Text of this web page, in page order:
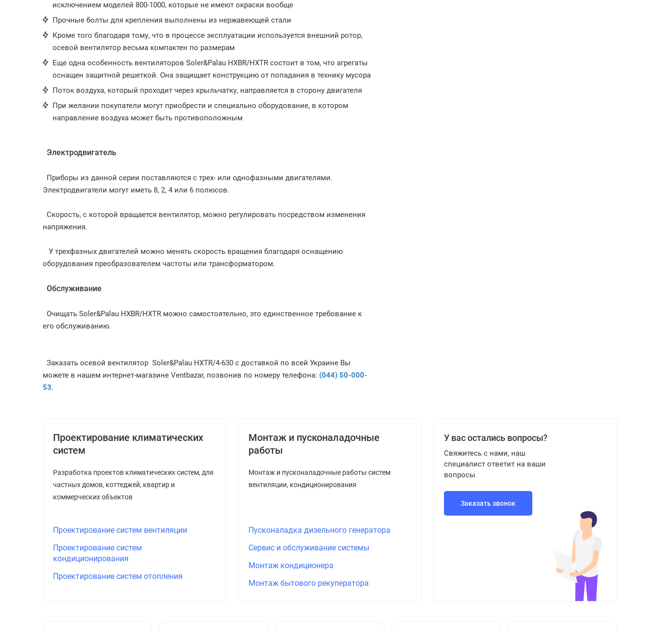
исключением моделей 800-1000, которые не имеют окраски вообще
Прочные болты для крепления выполнены из нержавеющей стали
Кроме того благодаря тому, что в процессе эксплуатации используется внешний ротор,
осевой вентилятор весьма компактен по размерам
Еще одна особенность вентиляторов Soler&Palau HXBR/HXTR состоит в том, что агрегаты
оснащен защитной решеткой. Она защищает конструкцию от попадания в технику мусора
Поток воздуха, который проходит через крыльчатку, направляется в сторону двигателя
При желании покупатели могут приобрести и специально оборудование, в котором
направление воздуха может быть противоположным
Электродвигатель
Приборы из данной серии поставляются с трех- или однофазными двигателями.
Электродвигатели могут иметь 8, 2, 4 или 6 полюсов.
Скорость, с которой вращается вентилятор, можно регулировать посредством изменения
напряжения.
У трехфазных двигателей можно менять скорость вращения благодаря оснащению
оборудования преобразователем частоты или трансформатором.
Обслуживание
Очищать Soler&Palau HXBR/HXTR можно самостоятельно, это единственное требование к
его обслуживанию.
Заказать осевой вентилятор Soler&Palau HXTR/4-630 с доставкой по всей Украине Вы
можете в нашем интернет-магазине Ventbazar, позвонив по номеру телефона: (044) 50-000-
53.
Проектирование климатических
систем
Разработка проектов климатических систем, для
частных домов, коттеджей, квартир и
коммерческих объектов
Проектирование систем вентиляции
Проектирование систем
кондиционирования
Проектирование систем отопления
Монтаж и пусконаладочные
работы
Монтаж и пусконаладочные работы систем
вентиляции, кондиционирования
Пусконаладка дизельного генератора
Сервис и обслуживание системы
Монтаж кондиционера
Монтаж бытового рекуператора
У вас остались вопросы?
Свяжитесь с нами, наш
специалист ответит на ваши
вопросы
Заказать звонок